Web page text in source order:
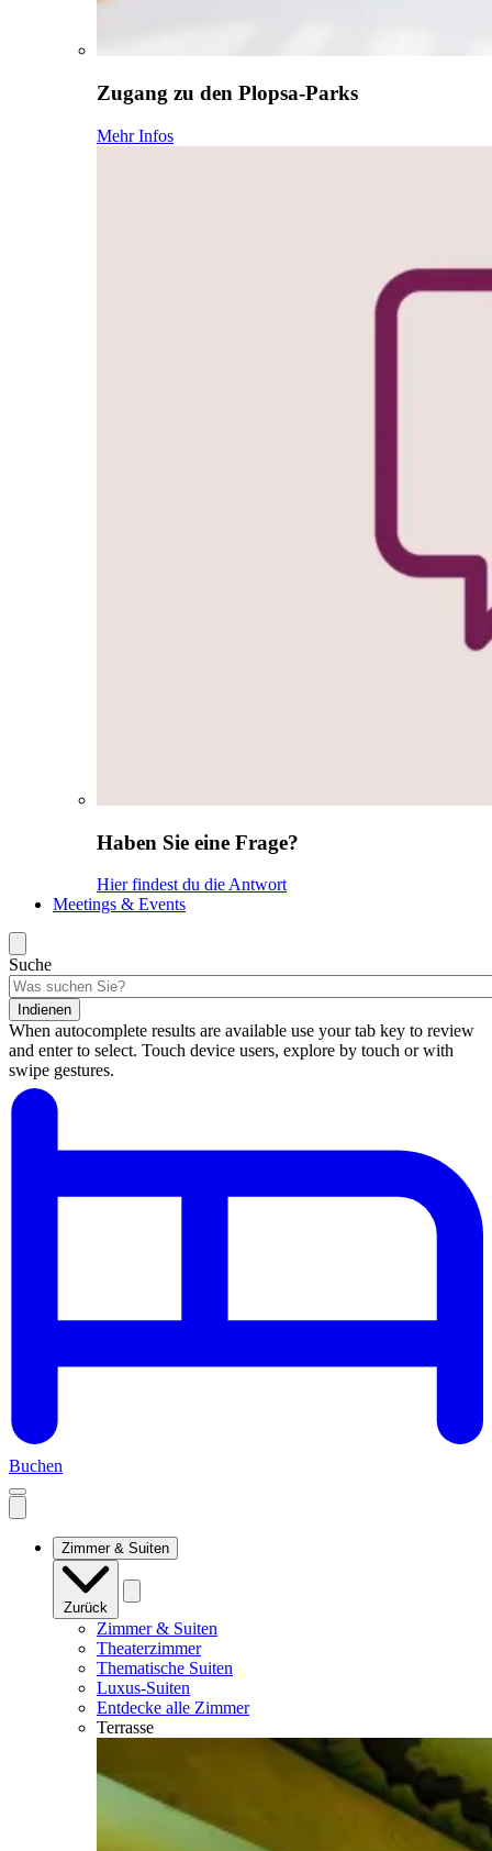
Zugang zu den Plopsa-Parks
Mehr Infos
Haben Sie eine Frage?
Hier findest du die Antwort
Meetings & Events
Suche
Indienen
When autocomplete results are available use your tab key to review
and enter to select. Touch device users, explore by touch or with
swipe gestures.
Suchergebnisse
Buchen
Open
mobile
navigation
Zimmer & Suiten
Zurück
Zimmer & Suiten
Theaterzimmer
Thematische Suiten
Luxus-Suiten
Entdecke alle Zimmer
Terrasse